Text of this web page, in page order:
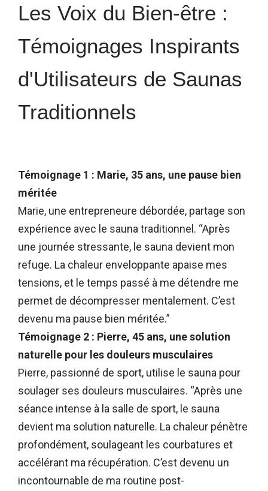
Les Voix du Bien-être :
Témoignages Inspirants
d'Utilisateurs de Saunas
Traditionnels
Témoignage 1 : Marie, 35 ans, une pause bien
méritée
Marie, une entrepreneure débordée, partage son
expérience avec le sauna traditionnel. “Après
une journée stressante, le sauna devient mon
refuge. La chaleur enveloppante apaise mes
tensions, et le temps passé à me détendre me
permet de décompresser mentalement. C’est
devenu ma pause bien méritée.”
Témoignage 2 : Pierre, 45 ans, une solution
naturelle pour les douleurs musculaires
Pierre, passionné de sport, utilise le sauna pour
soulager ses douleurs musculaires. “Après une
séance intense à la salle de sport, le sauna
devient ma solution naturelle. La chaleur pénètre
profondément, soulageant les courbatures et
accélérant ma récupération. C’est devenu un
incontournable de ma routine post-